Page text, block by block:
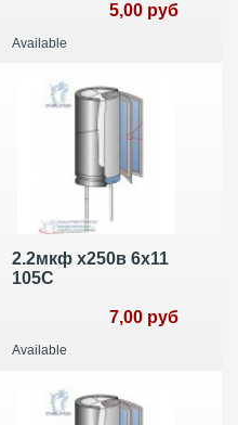
5,00 руб
Available
2.2мкф х250в 6х11
105С
7,00 руб
Available